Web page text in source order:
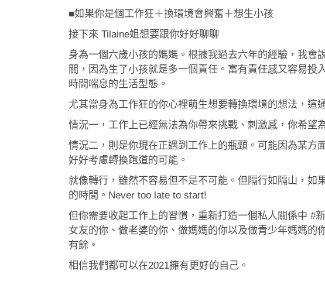
■如果你是個工作狂＋換環境會興奮＋想生小孩
接下來 Tilaine姐想要跟你好好聊聊
身為一個六歲小孩的媽媽。根據我過去六年的經驗，我
關，因為生了小孩就是多一個責任。富有責任感又容易
時間喘息的生活型態。
尤其當身為工作狂的你心裡萌生想要轉換環境的想法，這
情況一，工作上已經無法為你帶來挑戰、刺激感，你希望
情況二，則是你現在正遇到工作上的瓶頸。可能因為某
好好考慮轉換跑道的可能。
就像轉行，雖然不容易但不是不可能。但隔行如隔山，
的時間。Never too late to start!
但你需要收起工作上的習慣，重新打造一個私人關係中 #
女友的你、做老婆的你、做媽媽的你以及做青少年媽媽
有餘。
相信我們都可以在2021擁有更好的自己。